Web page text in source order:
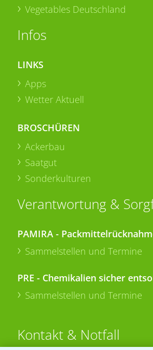
Vegetables Deutschland
Infos
LINKS
Apps
Wetter Aktuell
BROSCHÜREN
Ackerbau
Saatgut
Sonderkulturen
Verantwortung &
PAMIRA -
Sammelstellen und Termine
PRE - Chemikalien sicher
Sammelstellen und Termine
Kontakt & Notfall